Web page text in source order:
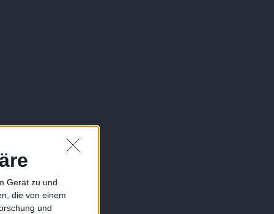
Gerät zu und
die von einem
und